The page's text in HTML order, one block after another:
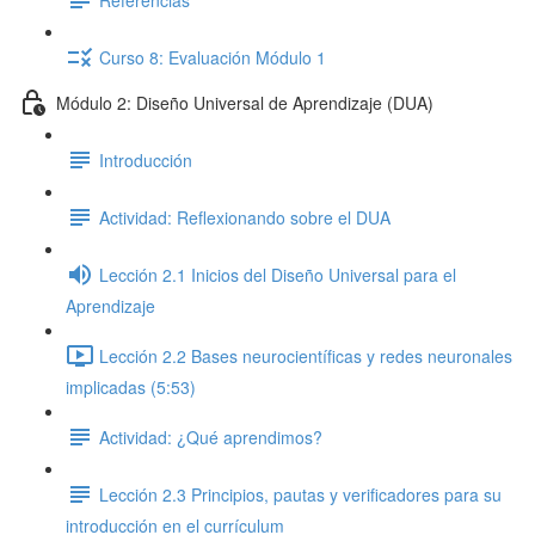
Curso 8: Evaluación Módulo 1
Módulo 2: Diseño Universal de Aprendizaje (DUA)
Introducción
Actividad: Reflexionando sobre el DUA
Lección 2.1 Inicios del Diseño Universal para el
Aprendizaje
Lección 2.2 Bases neurocientíficas y redes neuronales
implicadas (5:53)
Actividad: ¿Qué aprendimos?
Lección 2.3 Principios, pautas y verificadores para su
introducción en el currículum